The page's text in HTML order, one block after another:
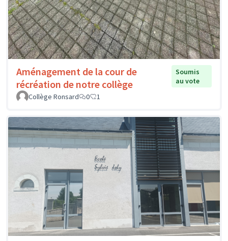
Aménagement de la cour de
récréation de notre collège
Soumis
au vote
Collège Ronsard
0 1